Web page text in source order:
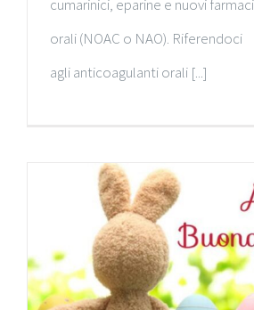
cumarinici, eparine e nuovi
orali (NOAC o NAO). Riferendoci
agli anticoagulanti orali [...]